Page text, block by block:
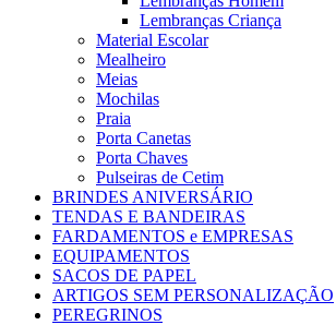
Lembranças Criança
Material Escolar
Mealheiro
Meias
Mochilas
Praia
Porta Canetas
Porta Chaves
Pulseiras de Cetim
BRINDES ANIVERSÁRIO
TENDAS E BANDEIRAS
FARDAMENTOS e EMPRESAS
EQUIPAMENTOS
SACOS DE PAPEL
ARTIGOS SEM PERSONALIZAÇÃO
PEREGRINOS